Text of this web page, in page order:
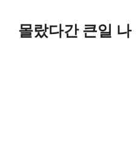
몰랐다간 큰일 나